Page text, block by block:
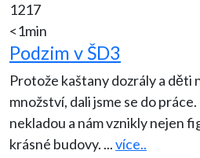
1217
<1min
Podzim v ŠD3
Protože kaštany dozrály a děti
množství, dali jsme se do
nekladou a nám vznikly nejen
krásné budovy. ...více..